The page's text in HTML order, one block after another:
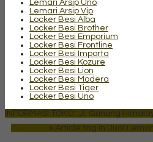
Lemari Arsip Uno
Lemari Arsip Vip
Locker Besi Alba
Locker Besi Brother
Locker Besi Emporium
Locker Besi Frontline
Locker Besi Importa
Locker Besi Kozure
Locker Besi Lion
Locker Besi Modera
Locker Besi Tiger
Locker Besi Uno
INFORMASI TOKO : Jl. Gunung
» Article tag in 'Jual